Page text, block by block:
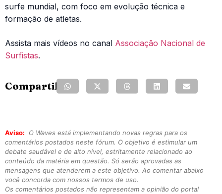
surfe mundial, com foco em evolução técnica e
formação de atletas.
Assista mais vídeos no canal Associação Nacional de
Surfistas.
Compartilhe:
Aviso:
O Waves está implementando novas regras para os
comentários postados neste fórum. O objetivo é estimular um
debate saudável e de alto nível, estritamente relacionado ao
conteúdo da matéria em questão. Só serão aprovadas as
mensagens que atenderem a este objetivo. Ao comentar abaixo
você concorda com nossos termos de uso.
Os comentários postados não representam a opinião do portal